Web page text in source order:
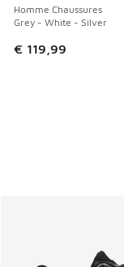
Homme Chaussures
Grey - White - Silver
€ 119,99